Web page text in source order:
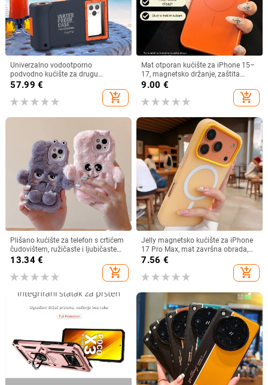
Univerzalno vodootporno
podvodno kućište za drugu
generaciju serije iPhone 167 Pro,
kompatibilno s Apple i Samsung za
fotografiranje pod vodom
57.99 €
add_shopping_cart
Mat otporan kućište za iPhone 15–
17, magnetsko držanje, zaštita
objektiva, u različitim bojama
9.00 €
add_shopping_cart
Plišano kućište za telefon s crtićem
čudovištem, ružičaste i ljubičaste
boje, za iPhone 15, 12, 13 i 16 Pro
13.34€
add_shopping_cart
Jelly magnetsko kućište za iPhone
17 Pro Max, mat završna obrada,
potpuna zaštita
7.56 €
add_shopping_cart